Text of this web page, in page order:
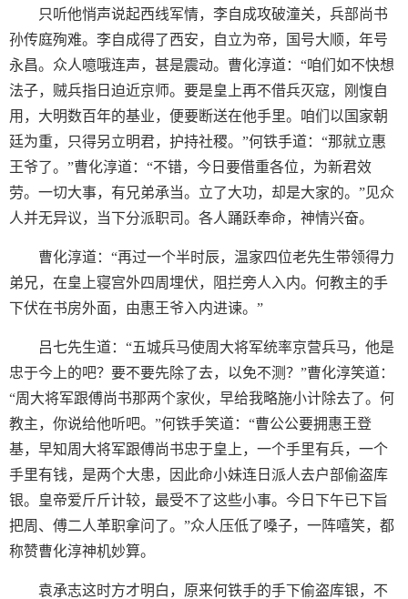
只听他悄声说起西线军情，李自成攻破潼关，兵部尚书
孙传庭殉难。李自成得了西安，自立为帝，国号大顺，年号
永昌。众人噫哦连声，甚是震动。曹化淳道：“咱们如不快想
法子，贼兵指日迫近京师。要是皇上再不借兵灭寇，刚愎自
用，大明数百年的基业，便要断送在他手里。咱们以国家朝
廷为重，只得另立明君，护持社稷。”何铁手道：“那就立惠
王爷了。”曹化淳道：“不错，今日要借重各位，为新君效
劳。一切大事，有兄弟承当。立了大功，却是大家的。”见众
人并无异议，当下分派职司。各人踊跃奉命，神情兴奋。
曹化淳道：“再过一个半时辰，温家四位老先生带领得力
弟兄，在皇上寝宫外四周埋伏，阻拦旁人入内。何教主的手
下伏在书房外面，由惠王爷入内进谏。”
吕七先生道：“五城兵马使周大将军统率京营兵马，他是
忠于今上的吧？要不要先除了去，以免不测？”曹化淳笑道：
“周大将军跟傅尚书那两个家伙，早给我略施小计除去了。何
教主，你说给他听吧。”何铁手笑道：“曹公公要拥惠王登
基，早知周大将军跟傅尚书忠于皇上，一个手里有兵，一个
手里有钱，是两个大患，因此命小妹连日派人去户部偷盗库
银。皇帝爱斤斤计较，最受不了这些小事。今日下午已下旨
把周、傅二人革职拿问了。”众人压低了嗓子，一阵嘻笑，都
称赞曹化淳神机妙算。
袁承志这时方才明白，原来何铁手的手下偷盗库银，不